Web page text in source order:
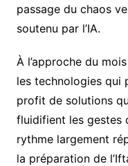
passage du chaos
soutenu par l’IA.
À l’approche du
les technologies qui
profit de solutions
fluidifient les gestes
rythme largement
la préparation de